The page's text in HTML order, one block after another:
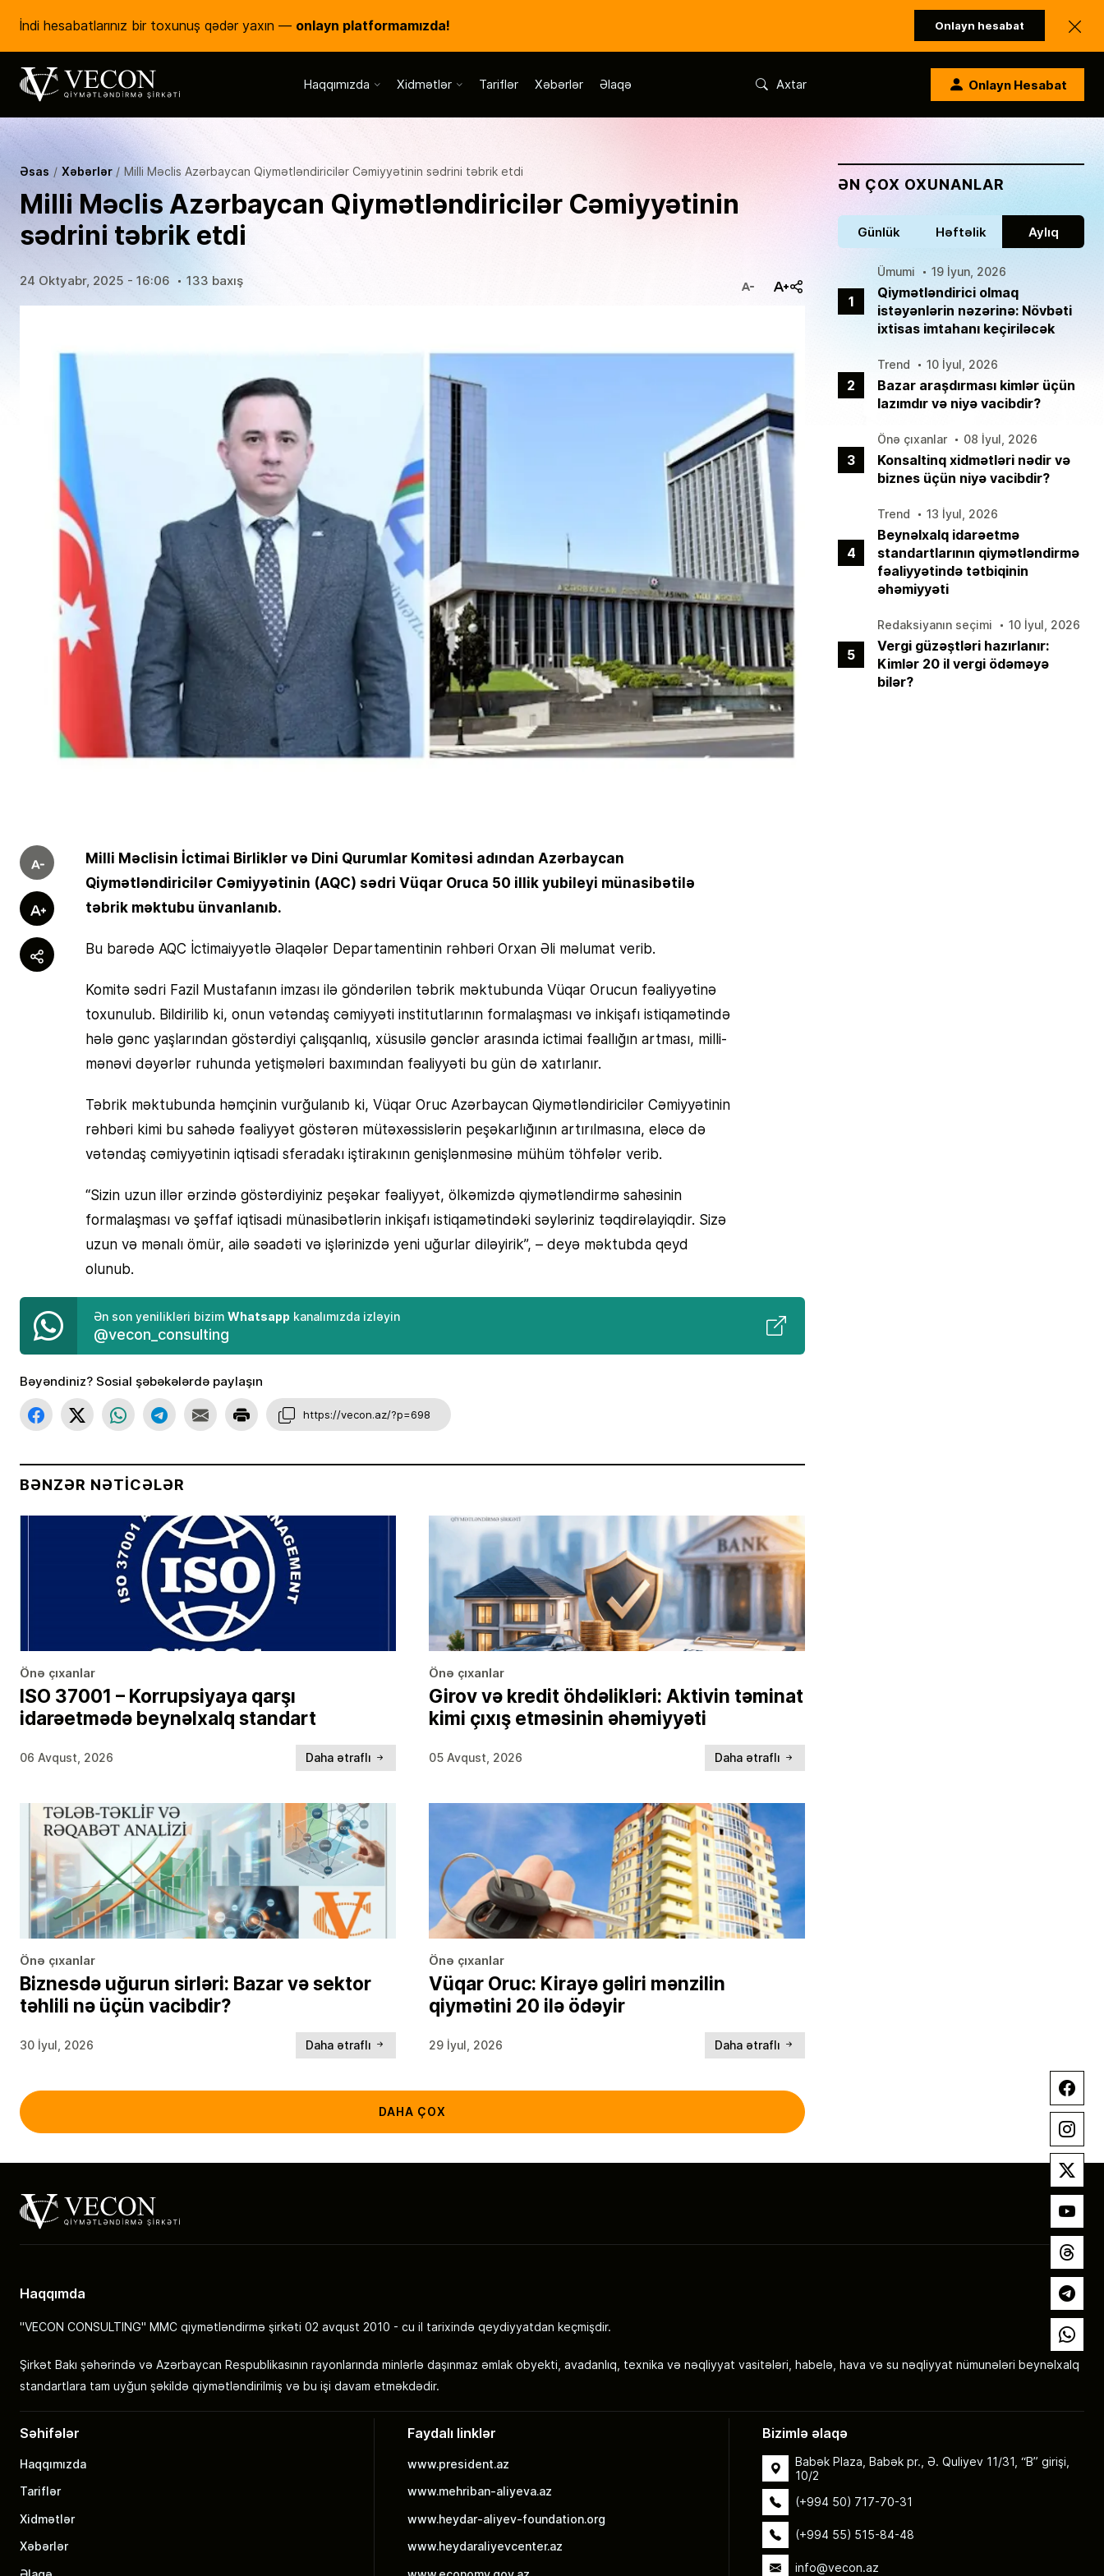
İndi hesabatlarınız bir toxunuş qədər yaxın — onlayn platformamızda! Onlayn hesabat
Vecon Consulting
Haqqımızda Xidmətlər Tariflər Xəbərlər Əlaqə Axtar Onlayn Hesabat
Əsas Xəbərlər Milli Məclis Azərbaycan Qiymətləndiricilər Cəmiyyətinin sədrini təbrik etdi
Milli Məclis Azərbaycan Qiymətləndiricilər Cəmiyyətinin
sədrini təbrik etdi
24 Oktyabr, 2025 - 16:06 133 baxış
Milli Məclisin İctimai Birliklər və Dini Qurumlar Komitəsi adından Azərbaycan
Qiymətləndiricilər Cəmiyyətinin (AQC) sədri Vüqar Oruca 50 illik yubileyi münasibətilə
təbrik məktubu ünvanlanıb.
Bu barədə AQC İctimaiyyətlə Əlaqələr Departamentinin rəhbəri Orxan Əli məlumat verib.
Komitə sədri Fazil Mustafanın imzası ilə göndərilən təbrik məktubunda Vüqar Orucun fəaliyyətinə
toxunulub. Bildirilib ki, onun vətəndaş cəmiyyəti institutlarının formalaşması və inkişafı istiqamətində
hələ gənc yaşlarından göstərdiyi çalışqanlıq, xüsusilə gənclər arasında ictimai fəallığın artması, milli-
mənəvi dəyərlər ruhunda yetişmələri baxımından fəaliyyəti bu gün də xatırlanır.
Təbrik məktubunda həmçinin vurğulanıb ki, Vüqar Oruc Azərbaycan Qiymətləndiricilər Cəmiyyətinin
rəhbəri kimi bu sahədə fəaliyyət göstərən mütəxəssislərin peşəkarlığının artırılmasına, eləcə də
vətəndaş cəmiyyətinin iqtisadi sferadakı iştirakının genişlənməsinə mühüm töhfələr verib.
“Sizin uzun illər ərzində göstərdiyiniz peşəkar fəaliyyət, ölkəmizdə qiymətləndirmə sahəsinin
formalaşması və şəffaf iqtisadi münasibətlərin inkişafı istiqamətindəki səyləriniz təqdirəlayiqdir. Sizə
uzun və mənalı ömür, ailə səadəti və işlərinizdə yeni uğurlar diləyirik”, – deyə məktubda qeyd
olunub.
Ən son yenilikləri bizim Whatsapp kanalımızda izləyin
@vecon_consulting
Bəyəndiniz? Sosial şəbəkələrdə paylaşın
https://vecon.az/?p=698
BƏNZƏR NƏTICƏLƏR
Önə çıxanlar
ISO 37001 – Korrupsiyaya qarşı
idarəetmədə beynəlxalq standart
06 Avqust, 2026 Daha ətraflı
Önə çıxanlar
Girov və kredit öhdəlikləri: Aktivin təminat
kimi çıxış etməsinin əhəmiyyəti
05 Avqust, 2026 Daha ətraflı
Önə çıxanlar
Biznesdə uğurun sirləri: Bazar və sektor
təhlili nə üçün vacibdir?
30 İyul, 2026 Daha ətraflı
Önə çıxanlar
Vüqar Oruc: Kirayə gəliri mənzilin
qiymətini 20 ilə ödəyir
29 İyul, 2026 Daha ətraflı
DAHA ÇOX
ƏN ÇOX OXUNANLAR
Günlük Həftəlik Aylıq
1
Ümumi 19 İyun, 2026
Qiymətləndirici olmaq
istəyənlərin nəzərinə: Növbəti
ixtisas imtahanı keçiriləcək
2
Trend 10 İyul, 2026
Bazar araşdırması kimlər üçün
lazımdır və niyə vacibdir?
3
Önə çıxanlar 08 İyul, 2026
Konsaltinq xidmətləri nədir və
biznes üçün niyə vacibdir?
4
Trend 13 İyul, 2026
Beynəlxalq idarəetmə
standartlarının qiymətləndirmə
fəaliyyətində tətbiqinin
əhəmiyyəti
5
Redaksiyanın seçimi 10 İyul, 2026
Vergi güzəştləri hazırlanır:
Kimlər 20 il vergi ödəməyə
bilər?
Facebook
Instagram
YouTube
Threads
Telegram
Whatsapp
Haqqımda
"VECON CONSULTING" MMC qiymətləndirmə şirkəti 02 avqust 2010 - cu il tarixində qeydiyyatdan keçmişdir.
Şirkət Bakı şəhərində və Azərbaycan Respublikasının rayonlarında minlərlə daşınmaz əmlak obyekti, avadanlıq, texnika və nəqliyyat vasitələri, habelə, hava və su nəqliyyat nümunələri beynəlxalq
standartlara tam uyğun şəkildə qiymətləndirilmiş və bu işi davam etməkdədir.
Səhifələr
Haqqımızda
Tariflər
Xidmətlər
Xəbərlər
Faydalı linklər
www.president.az
www.mehriban-aliyeva.az
www.heydar-aliyev-foundation.org
www.heydaraliyevcenter.az
Bizimlə əlaqə
Babək Plaza, Babək pr., Ə. Quliyev 11/31, “B” girişi,
10/2
(+994 50) 717-70-31
(+994 55) 515-84-48
info@vecon.az